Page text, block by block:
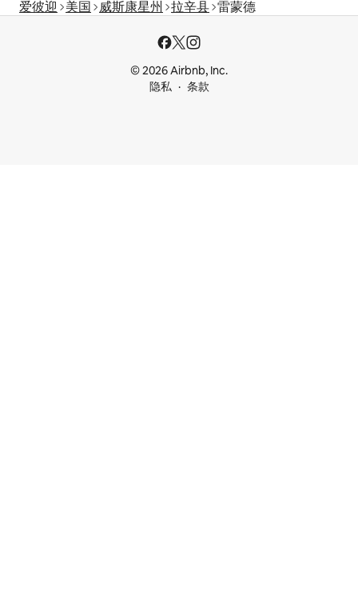
爱彼迎 美国 威斯康星州 拉辛县 雷蒙德
© 2026 Airbnb, Inc.
隐私
条款